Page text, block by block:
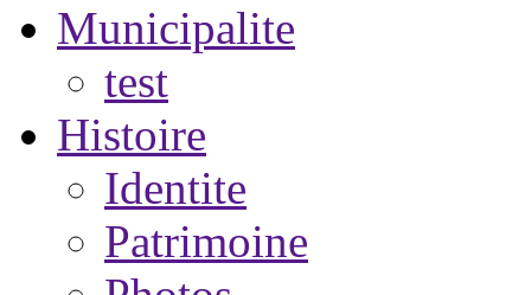
Municipalite
test
Histoire
Identite
Patrimoine